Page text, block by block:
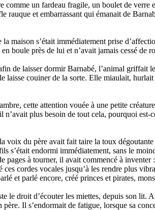
comme un fardeau fragile, un boulet de
rauque et embarrassant qui émanait de
maison s’était immédiatement prise
boule près de lui et n’avait jamais cessé de
de laisser dormir Barnabé, l’animal griffait
laisse couiner de la sorte. Elle miaulait,
cette attention vouée à une petite
plus besoin de tout cela, pourquoi est-
voix du père avait fait taire la toux
s’était endormi immédiatement, sans le
pages à tourner, il avait commencé à
cordes vocales jusqu’à les rendre plus
et parlé encore, créé princes et pirates,
le droit d’écouter les miettes, depuis son lit.
Il s’endormait de fatigue, lorsque sa